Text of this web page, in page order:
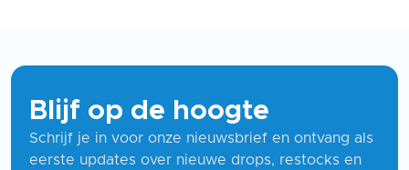
Blijf op de hoogte
Schrijf je in voor onze nieuwsbrief en ontvang als
eerste updates over nieuwe drops, restocks en